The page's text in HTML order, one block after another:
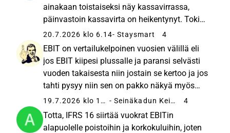
ainakaan toistaiseksi näy kassavirrassa,
päinvastoin kassavirta on heikentynyt. Toki
mittakaava vaikuttaa: miljoonan euron EBIT-
parannus ei liikuttele kokonaisuutta hirveästi,
kun kassavirta on 25 miljoonaa...
20.7.2026 klo 6.14- Staysmart 4
EBIT on vertailukelpoinen vuosien välillä eli
jos EBIT kiipesi plussalle ja paransi selvästi
vuoden takaisesta niin jostain se kertoo ja jos
tahti pysyy niin sen on pakko näkyä myös
kassavirrassa.
19.7.2026 klo 19.10 - Seinäkadun Keisari 4
Totta, IFRS 16 siirtää vuokrat EBITin
alapuolelle poistoihin ja korkokuluihin, joten